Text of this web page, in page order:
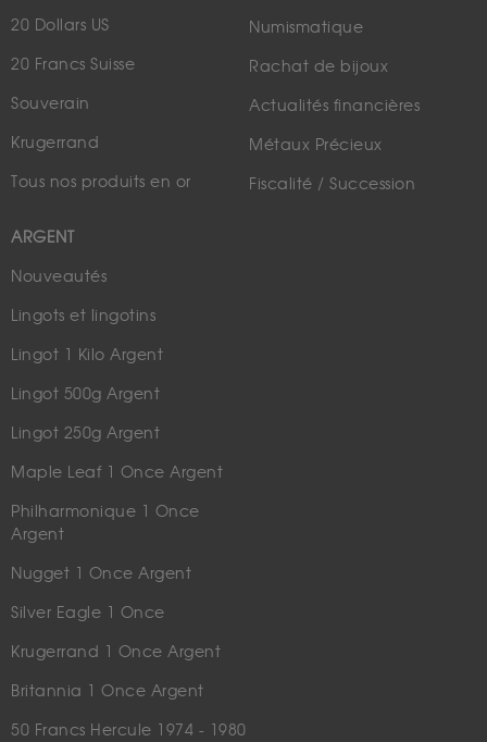
20 Dollars US
20 Francs Suisse
Souverain
Krugerrand
Tous nos produits en or
ARGENT
Nouveautés
Lingots et lingotins
Lingot 1 Kilo Argent
Lingot 500g Argent
Lingot 250g Argent
Maple Leaf 1 Once Argent
Philharmonique 1 Once
Argent
Nugget 1 Once Argent
Silver Eagle 1 Once
Krugerrand 1 Once Argent
Britannia 1 Once Argent
50 Francs Hercule 1974 - 1980
Numismatique
Rachat de bijoux
Actualités financières
Métaux Précieux
Fiscalité / Succession